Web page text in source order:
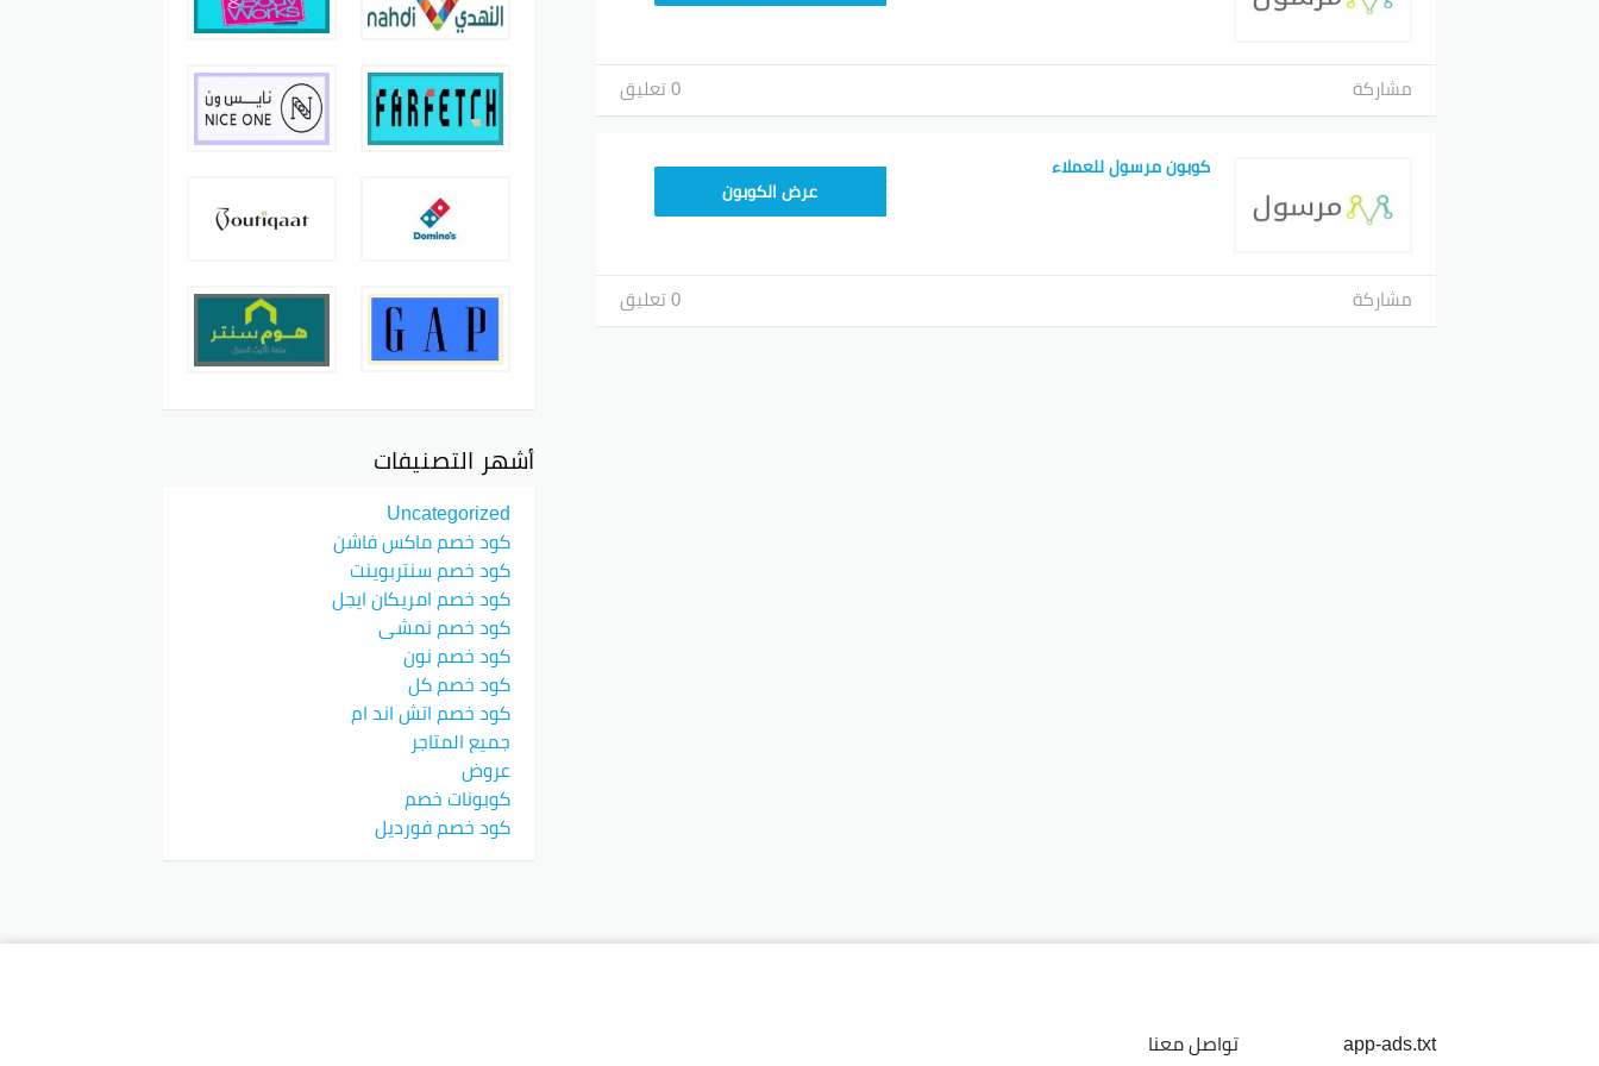
مشاركة 0 تعليق
كوبون مرسول للعملاء
9637E048عرض الكوبون
مشاركة 0 تعليق
أشهر التصنيفات
Uncategorized
كود خصم ماكس فاشن
كود خصم سنتربوينت
كود خصم امريكان ايجل
كود خصم نمشي
كود خصم نون
كود خصم كل
كود خصم اتش اند ام
جميع المتاجر
عروض
كوبونات خصم
كود خصم فورديل
app-ads.txt
تواصل معنا